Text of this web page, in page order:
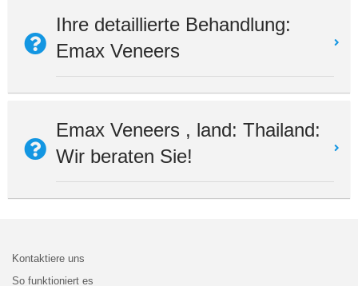
Ihre detaillierte Behandlung:
Emax Veneers
Emax Veneers , land: Thailand:
Wir beraten Sie!
Kontaktiere uns
So funktioniert es